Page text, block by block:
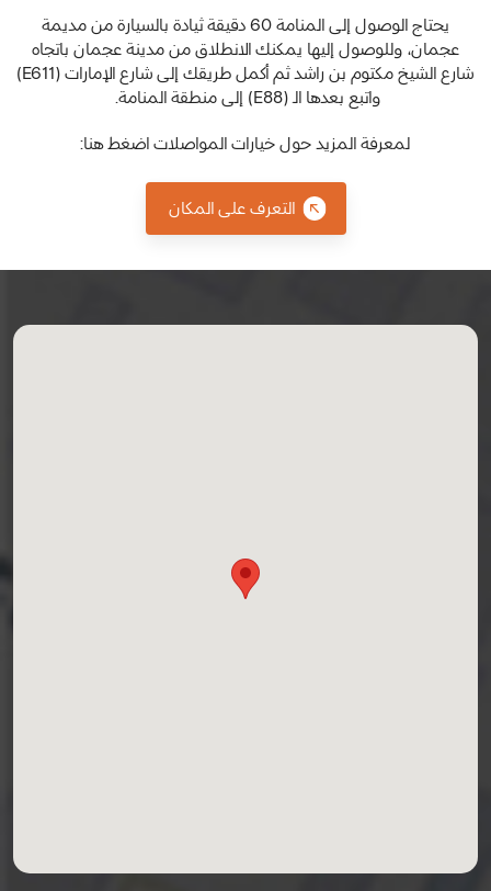
يحتاج الوصول إلى المنامة 60 دقيقة ثيادة بالسيارة من مديمة
عجمان، وللوصول إليها يمكنك الانطلاق من مدينة عجمان باتجاه
شارع الشيخ مكتوم بن راشد ثم أكمل طريقك إلى شارع الإمارات (E611
)
واتبع بعدها الـ (E88
) إلى منطقة المنامة.
لمعرفة المزيد حول خيارات المواصلات اضغط هنا:
التعرف على المكان